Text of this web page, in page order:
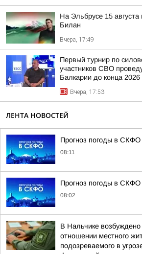
На Эльбрусе 15
Билан
Вчера, 17:49
Первый турнир по
участников СВО
Балкарии до конца 2026
Вчера, 17:53
ЛЕНТА НОВОСТЕЙ
Прогноз погоды в СКФО
08:11
Прогноз погоды в СКФО
08:02
В Нальчике возбуждено
отношении местного
подозреваемого в